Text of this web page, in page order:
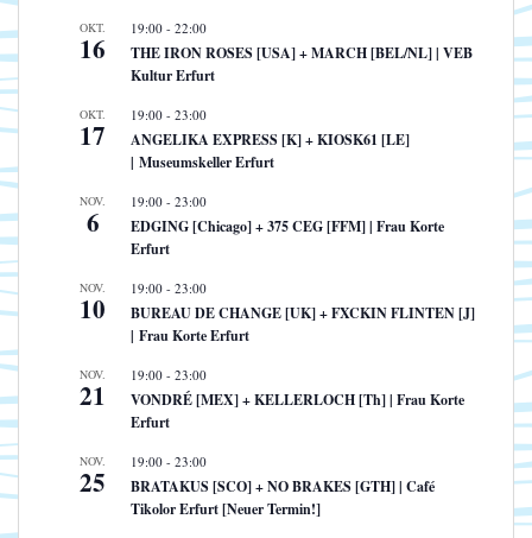
OKT.
16
19:00 - 22:00
THE IRON ROSES [USA] + MARCH [BEL/NL] | VEB
Kultur Erfurt
OKT.
17
19:00 - 23:00
ANGELIKA EXPRESS [K] + KIOSK61 [LE]
| Museumskeller Erfurt
NOV.
6
19:00 - 23:00
EDGING [Chicago] + 375 CEG [FFM] | Frau Korte
Erfurt
NOV.
10
19:00 - 23:00
BUREAU DE CHANGE [UK] + FXCKIN FLINTEN [J]
| Frau Korte Erfurt
NOV.
21
19:00 - 23:00
VONDRÉ [MEX] + KELLERLOCH [Th] | Frau Korte
Erfurt
NOV.
25
19:00 - 23:00
BRATAKUS [SCO] + NO BRAKES [GTH] | Café
Tikolor Erfurt [Neuer Termin!]